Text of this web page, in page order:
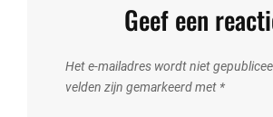
Geef een
Het e-mailadres wordt niet
velden zijn gemarkeerd met *